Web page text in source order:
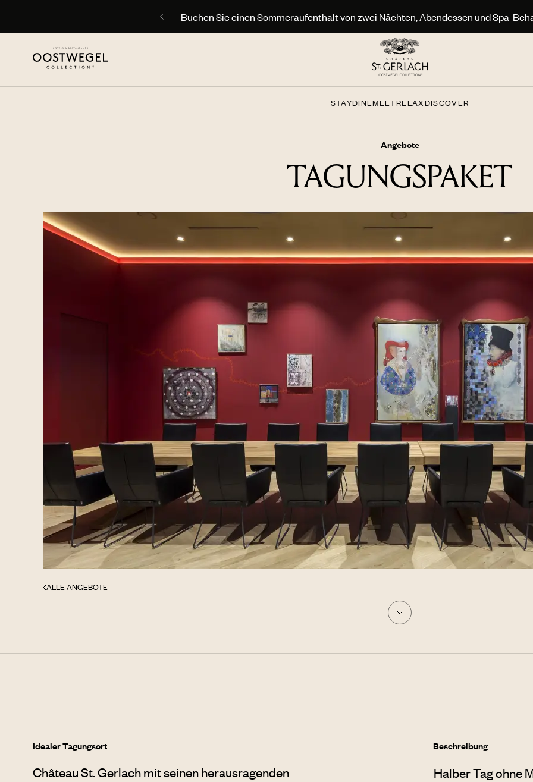
Buchen Sie einen Sommeraufenthalt von zwei Nächten, Abendessen und Spa-
STAYDINEMEETRELAXDISCOVER
Angebote
TAGUNGSPAKET
ALLE ANGEBOTE
Idealer Tagungsort
Château St. Gerlach mit seinen herausragenden
Beschreibung
Halber Tag ohne